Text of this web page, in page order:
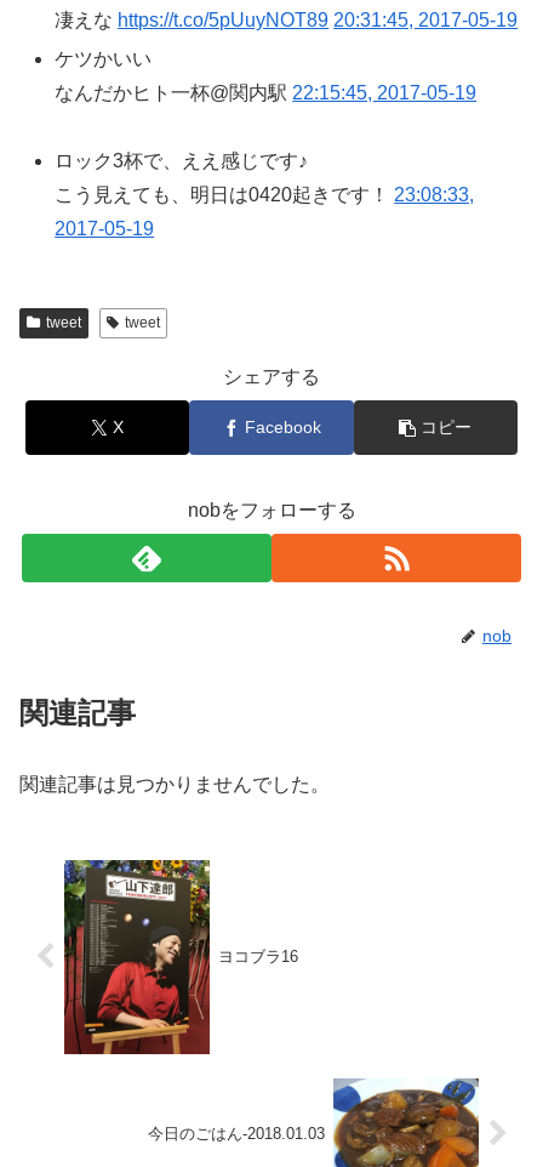
凄えな https://t.co/5pUuyNOT89 20:31:45, 2017-05-19
ケツかいい
なんだかヒト一杯@関内駅 22:15:45, 2017-05-19
ロック3杯で、ええ感じです♪
こう見えても、明日は0420起きです！ 23:08:33,
2017-05-19
tweet tweet
シェアする
X Facebook コピー
nobをフォローする
nob
関連記事
関連記事は見つかりませんでした。
ヨコブラ16
今日のごはん-2018.01.03